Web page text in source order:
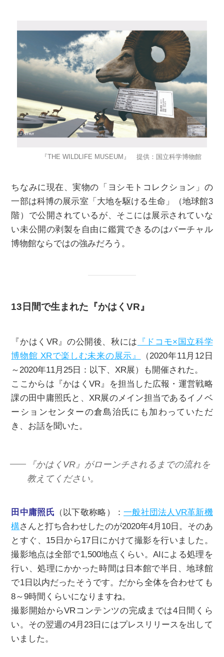
『THE WILDLIFE MUSEUM』 提供：国立科学博物館
ちなみに現在、実物の「ヨシモトコレクション」の
一部は科博の展示室「大地を駆ける生命」（地球館3
階）で公開されているが、そこには展示されていな
い未公開の剥製を自由に鑑賞できるのはバーチャル
博物館ならではの強みだろう。
13日間で生まれた『かはくVR』
『かはくVR』の公開後、秋には 『ドコモ×国立科学
博物館 XRで楽しむ未来の展示』
（2020年11月12日
～2020年11月25日：以下、XR展）も開催された。
ここからは『かはくVR』を担当した広報・運営戦略
課の田中庸照氏と、XR展のメイン担当であるイノベ
ーションセンターの倉島治氏にも加わっていただ
き、お話を聞いた。
『かはくVR』がローンチされるまでの流れを
教えてください。
田中庸照氏 （以下敬称略）：一般社団法人VR革新機
構さんと打ち合わせしたのが2020年4月10日。そのあ
とすぐ、15日から17日にかけて撮影を行いました。
撮影地点は全部で1,500地点くらい。AIによる処理を
行い、処理にかかった時間は日本館で半日、地球館
で1日以内だったそうです。だから全体を合わせても
8～9時間くらいになりますね。
撮影開始からVRコンテンツの完成までは4日間くら
い。その翌週の4月23日にはプレスリリースを出して
いました。